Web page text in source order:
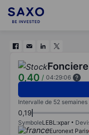
0,40 / 04:29:06
Intervalle de 52 semaines
0,19
SymboleLEBL:xpar
Euronext Paris